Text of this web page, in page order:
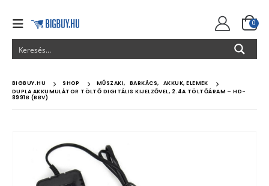
0
BIGBUY.HU SHOP MŰSZAKI, BARKÁCS,
AKKUK, ELEMEK
DUPLA AKKUMULÁTOR TÖLTŐ DIGITÁLIS KIJELZŐVEL, 2.4A TÖLTŐÁRAM – HD-
8991B (BBV)